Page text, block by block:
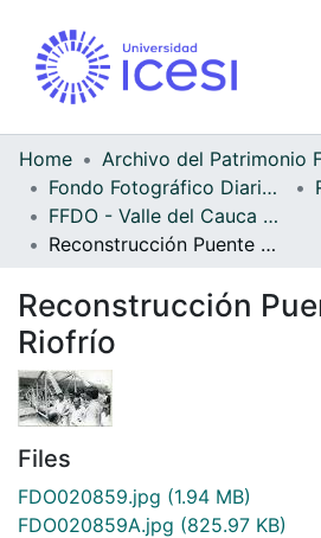
Home
Fondo Fotográfico Diario Occidente
FFDO - Valle del Cauca - Patrimonial
Reconstrucción Puente de Riofrío
Reconstrucción
Riofrío
Files
FDO020859.jpg (1.94 MB)
FDO020859A.jpg (825.97 KB)